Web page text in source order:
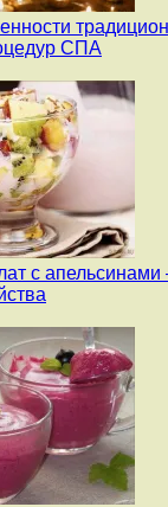
СПА
с апельсинами